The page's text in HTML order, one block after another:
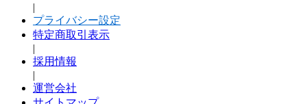
|
プライバシー設定
特定商取引表示
|
採用情報
|
運営会社